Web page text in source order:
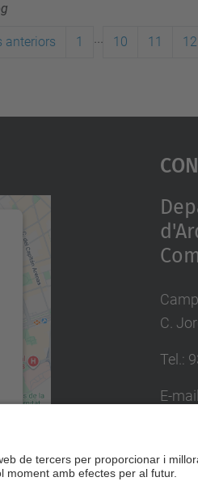
anteriors 1 10 11 12
C.
Tel.:
E-